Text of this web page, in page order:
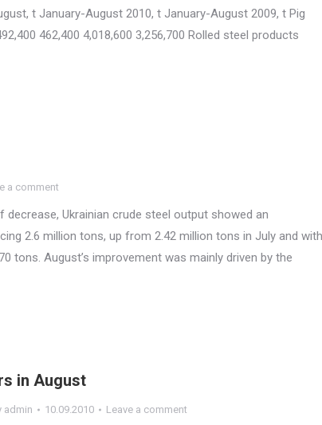
t January-August 2010, t January-August 2009, t Pig
462,400 4,018,600 3,256,700 Rolled steel products
a comment
Ukrainian crude steel output showed an
2.6 million tons, up from 2.42 million tons in July and with
tons. August’s improvement was mainly driven by the
in August
admin 10.09.2010 Leave a comment